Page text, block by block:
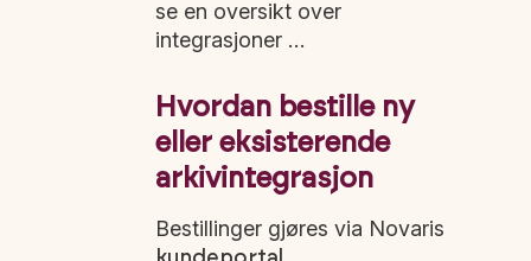
se en oversikt over
integrasjoner …
Hvordan bestille ny
eller eksisterende
arkivintegrasjon
Bestillinger gjøres via Novaris